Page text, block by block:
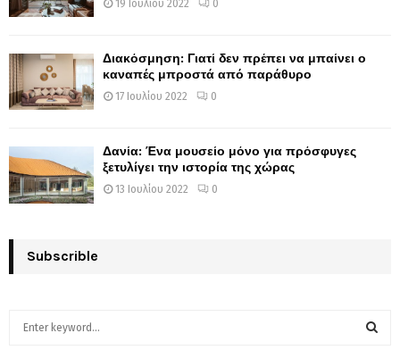
19 Ιουλίου 2022 0
Διακόσμηση: Γιατί δεν πρέπει να μπαίνει ο
καναπές μπροστά από παράθυρο
17 Ιουλίου 2022 0
Δανία: Ένα μουσείο μόνο για πρόσφυγες
ξετυλίγει την ιστορία της χώρας
13 Ιουλίου 2022 0
Subscrible